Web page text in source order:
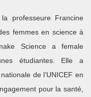
professeure Francine
femmes en science à
Science a female
étudiantes. Elle a
de l’UNICEF en
pour la santé,